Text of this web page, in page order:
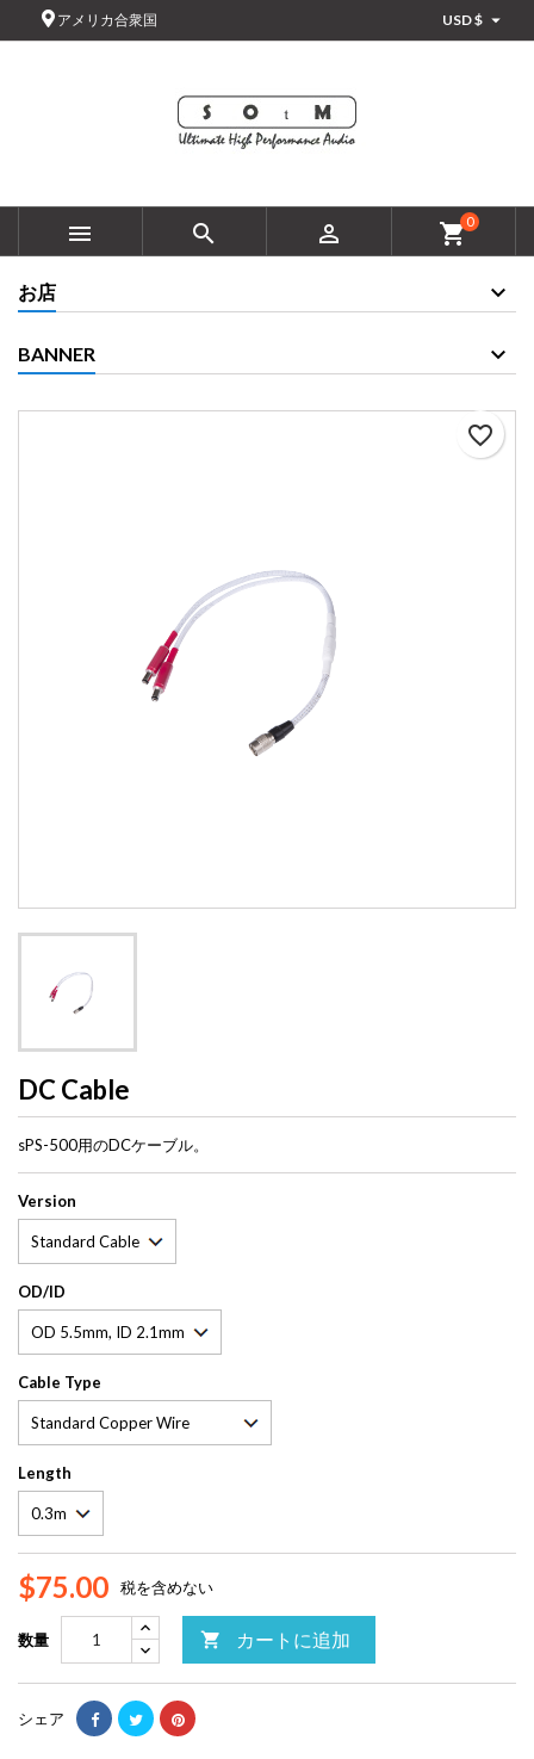
アメリカ合衆国 USD $ 
   shopping_cart0
お店
BANNER
favorite_border
DC Cable
sPS-500用のDCケーブル。
Version
OD/ID
Cable Type
Length
$75.00 税を含めない
数量  カートに追加
シェア
Add to wishlist ×
Create new list
Create wishlist ×
Create wishlist
サインイン ×
You need to be logged in to save products in your wishlist.